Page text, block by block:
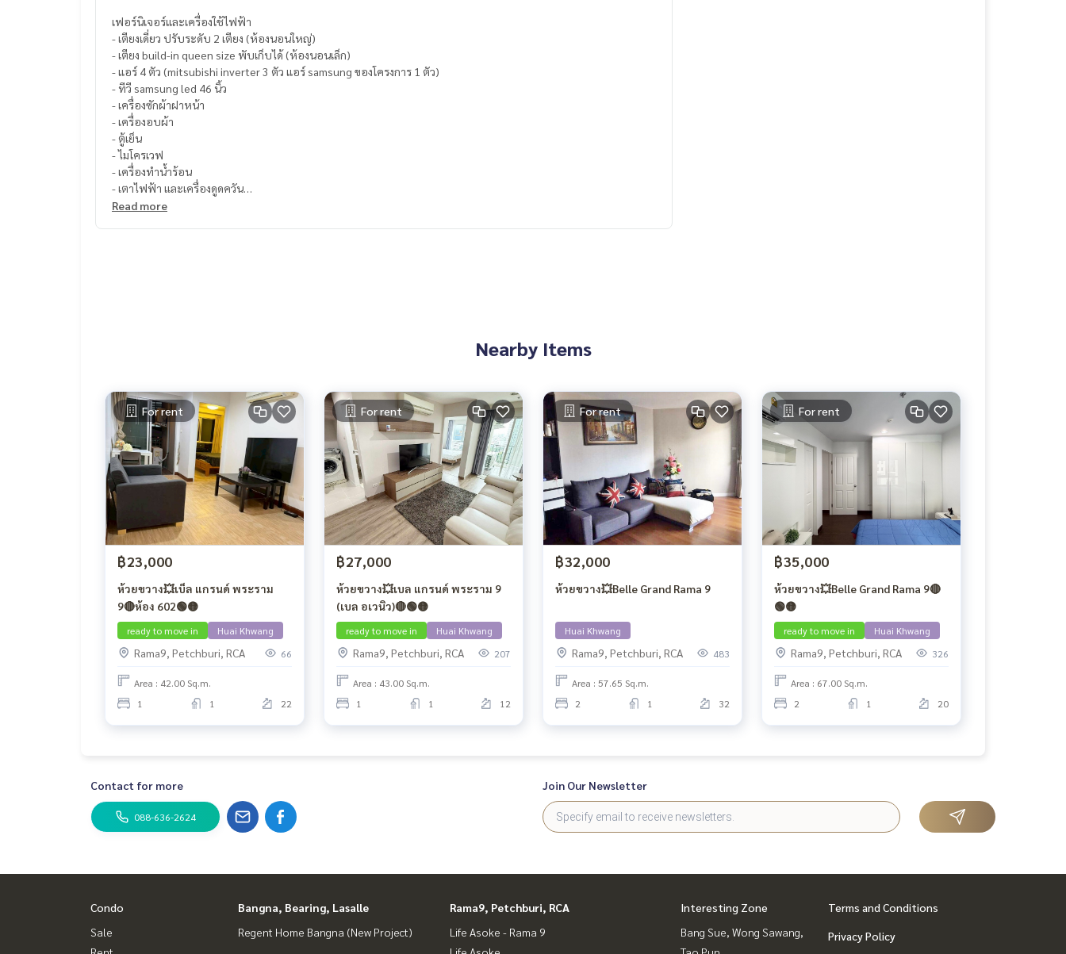
เฟอร์นิเจอร์และเครื่องใช้ไฟฟ้า
- เตียงเดี่ยว ปรับระดับ 2 เตียง (ห้องนอนใหญ่)
- เตียง build-in queen size พับเก็บได้ (ห้องนอนเล็ก)
- แอร์ 4 ตัว (mitsubishi inverter 3 ตัว แอร์ samsung ของโครงการ 1 ตัว)
- ทีวี samsung led 46 นิ้ว
- เครื่องซักผ้าฝาหน้า
- เครื่องอบผ้า
- ตู้เย็น
- ไมโครเวฟ
- เครื่องทำน้ำร้อน
- เตาไฟฟ้า และเครื่องดูดควัน
- ไมโครเวฟ
Read more
Nearby Items
For rent
฿23,000
ห้วยขวาง💥เบ็ล แกรนด์ พระราม
9🔴ห้อง 602🟢🟡
ready to move in Huai Khwang
Rama9, Petchburi, RCA 66
Area : 42.00 Sq.m.
1
1 22
For rent
฿27,000
ห้วยขวาง💥เบล แกรนด์ พระราม 9
(เบล อเวนิว)🔴🟢🟡
ready to move in Huai Khwang
Rama9, Petchburi, RCA 207
Area : 43.00 Sq.m.
1
1 12
For rent
฿32,000
ห้วยขวาง💥Belle Grand Rama 9
Huai Khwang
Rama9, Petchburi, RCA 483
Area : 57.65 Sq.m.
2
1 32
For rent
฿35,000
ห้วยขวาง💥Belle Grand Rama 9🔴
🟢🟡
ready to move in Huai Khwang
Rama9, Petchburi, RCA 326
Area : 67.00 Sq.m.
2
1 20
Contact for more
088-636-2624
Join Our Newsletter
Condo
Sale
Bangna, Bearing, Lasalle
Regent Home Bangna (New Project)
Rama9, Petchburi, RCA
Life Asoke - Rama 9
Interesting Zone
Bang Sue, Wong Sawang,
Terms and Conditions
Privacy Policy